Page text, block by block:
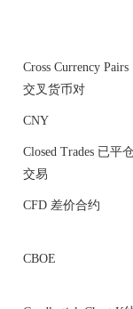
Cross Currency Pairs
交叉货币对
CNY
Closed Trades 已平仓
交易
CFD 差价合约
CBOE